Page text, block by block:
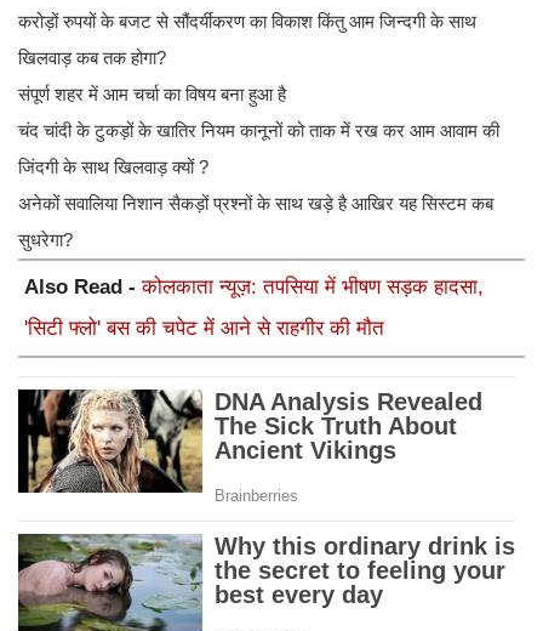
करोड़ों रुपयों के बजट से सौंदर्यीकरण का विकाश किंतु आम जिन्दगी के साथ
खिलवाड़ कब तक होगा?
संपूर्ण शहर में आम चर्चा का विषय बना हुआ है
चंद चांदी के टुकड़ों के खातिर नियम कानूनों को ताक में रख कर आम आवाम की
जिंदगी के साथ खिलवाड़ क्यों ?
अनेकों सवालिया निशान सैकड़ों प्रश्नों के साथ खड़े है आखिर यह सिस्टम कब
सुधरेगा?
Also Read -कोलकाता न्यूज़: तपसिया में भीषण सड़क हादसा,
'सिटी फ्लो' बस की चपेट में आने से राहगीर की मौत